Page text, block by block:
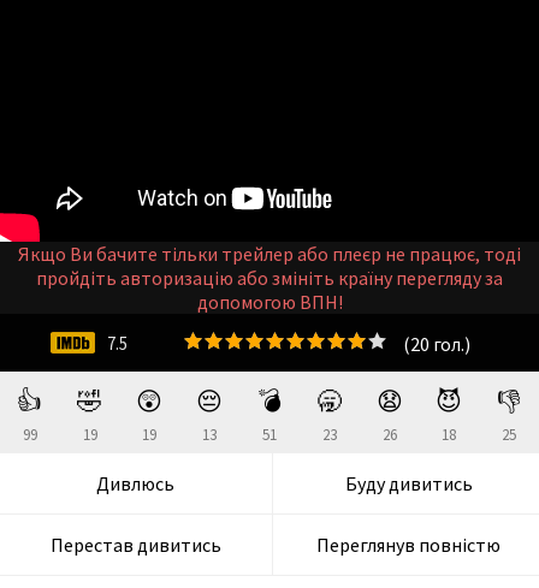
👍
99
🤣
19
😲
19
😔
13
💣
51
🥱
23
😧
26
😈
18
👎
25
Дивлюсь Буду дивитись
Перестав дивитись Переглянув повністю
(20 гол.)
7.5
Якщо Ви бачите тільки трейлер або плеєр не працює, тоді
пройдіть авторизацію або змініть країну перегляду за
допомогою ВПН!